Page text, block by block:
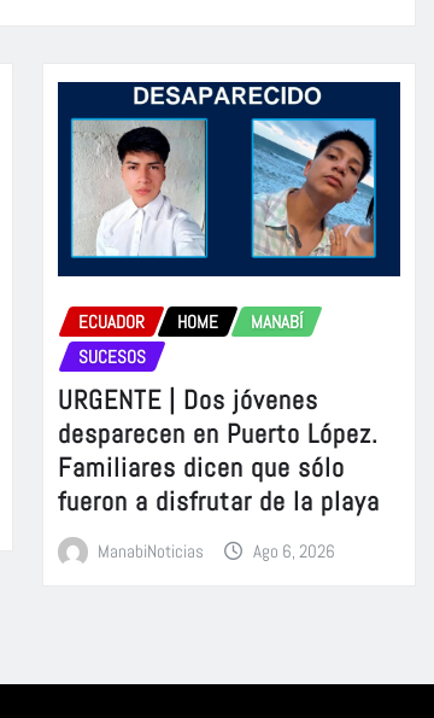
ECUADOR HOME
MANABÍ
SUCESOS
URGENTE | Dos jóvenes
desparecen en Puerto López.
Familiares dicen que sólo
fueron a disfrutar de la playa
ManabiNoticias Ago 6, 2026